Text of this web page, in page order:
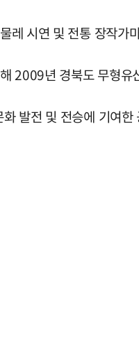
레 시연 및 전통 장작가
2009년 경북도 무형유
발전 및 전승에 기여